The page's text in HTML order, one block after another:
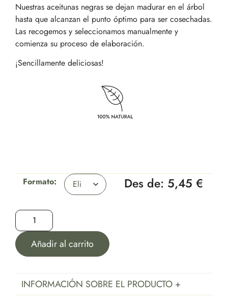
Nuestras aceitunas negras se dejan madurar en el árbol
hasta que alcanzan el punto óptimo para ser cosechadas.
Las recogemos y seleccionamos manualmente y
comienza su proceso de elaboración.
¡Sencillamente deliciosas!
Formato:
Añadir al carrito
Des de: 5,45 €
INFORMACIÓN SOBRE EL PRODUCTO +